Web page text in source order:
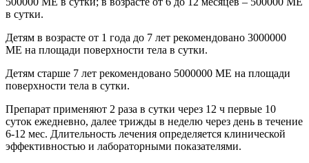
в сутки.
Детям в возрасте от 1 года до 7 лет рекомендовано 3000000
МЕ на площади поверхности тела в сутки.
Детям старше 7 лет рекомендовано 5000000 МЕ на площади
поверхности тела в сутки.
Препарат применяют 2 раза в сутки через 12 ч первые 10
суток ежедневно, далее трижды в неделю через день в течение
6-12 мес. Длительность лечения определяется клинической
эффективностью и лабораторными показателями.